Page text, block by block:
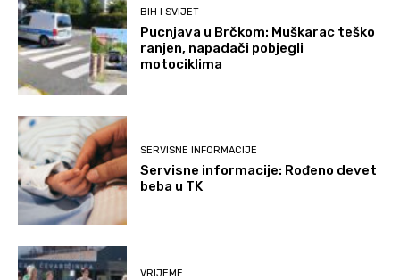
BIH I SVIJET
Pucnjava u Brčkom: Muškarac teško
ranjen, napadači pobjegli
motociklima
SERVISNE INFORMACIJE
Servisne informacije: Rođeno devet
beba u TK
VRIJEME